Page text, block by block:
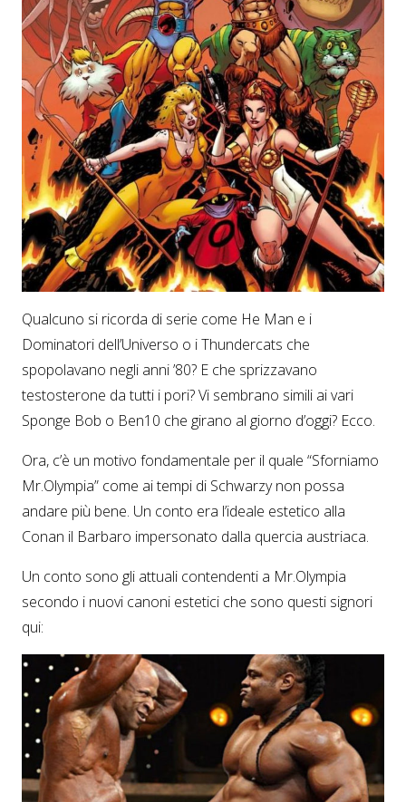
Qualcuno si ricorda di serie come He Man e i
Dominatori dell’Universo o i Thundercats che
spopolavano negli anni ’80? E che sprizzavano
testosterone da tutti i pori? Vi sembrano simili ai vari
Sponge Bob o Ben10 che girano al giorno d’oggi? Ecco.
Ora, c’è un motivo fondamentale per il quale “Sforniamo
Mr.Olympia” come ai tempi di Schwarzy non possa
andare più bene. Un conto era l’ideale estetico alla
Conan il Barbaro impersonato dalla quercia austriaca.
Un conto sono gli attuali contendenti a Mr.Olympia
secondo i nuovi canoni estetici che sono questi signori
qui: